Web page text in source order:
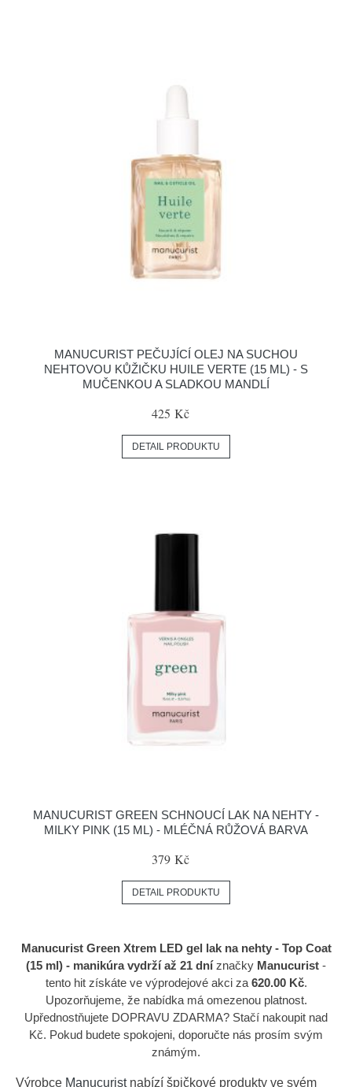
MANUCURIST PEČUJÍCÍ OLEJ NA SUCHOU
NEHTOVOU KŮŽIČKU HUILE VERTE (15 ML) - S
MUČENKOU A SLADKOU MANDLÍ
425 Kč
DETAIL PRODUKTU
MANUCURIST GREEN SCHNOUCÍ LAK NA NEHTY -
MILKY PINK (15 ML) - MLÉČNÁ RŮŽOVÁ BARVA
379 Kč
DETAIL PRODUKTU
Manucurist Green Xtrem LED gel lak na nehty - Top Coat
(15 ml) - manikúra vydrží až 21 dníznačky Manucurist -
tento hit získáte ve výprodejové akci za 620.00 Kč.
Upozorňujeme, že nabídka má omezenou platnost.
Upřednostňujete DOPRAVU ZDARMA? Stačí nakoupit nad
Kč. Pokud budete spokojeni, doporučte nás prosím svým
známým.
Výrobce Manucuristnabízí špičkové produkty ve svém